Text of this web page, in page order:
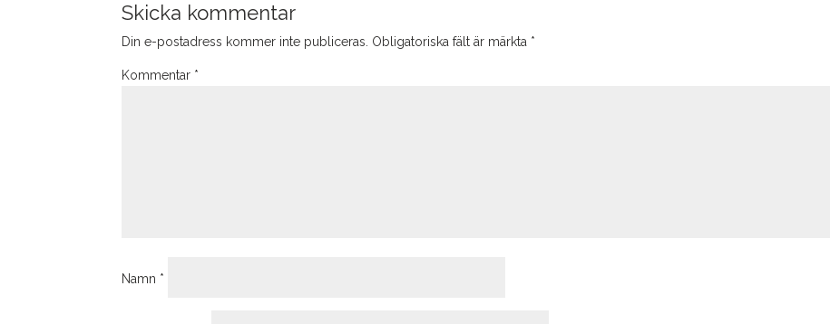
Skicka kommentar
Din e-postadress kommer inte publiceras. Obligatoriska fält är märkta *
Kommentar *
Namn *